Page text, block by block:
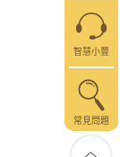
智慧小豐
常見問題